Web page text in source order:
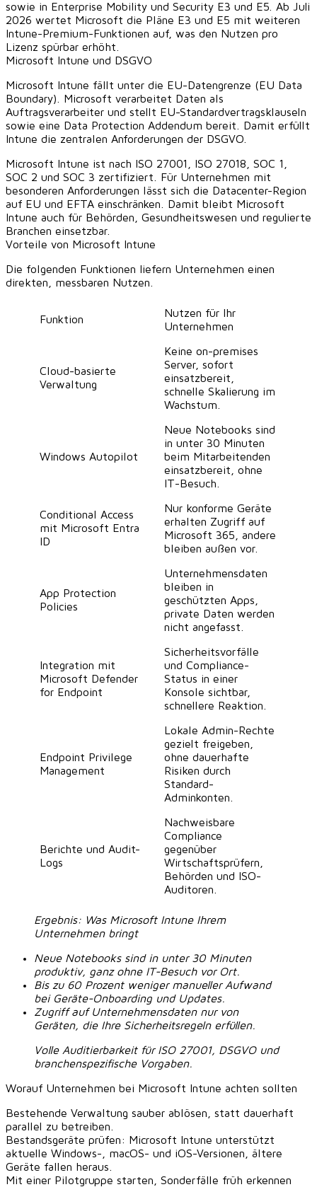
sowie in Enterprise Mobility und Security E3 und E5. Ab Juli
2026 wertet Microsoft die Pläne E3 und E5 mit weiteren
Intune-Premium-Funktionen auf, was den Nutzen pro
Lizenz spürbar erhöht.
Microsoft Intune und DSGVO
Microsoft Intune fällt unter die EU-Datengrenze (EU Data
Boundary) . Microsoft verarbeitet Daten als
Auftragsverarbeiter und stellt EU-Standardvertragsklauseln
sowie eine Data Protection Addendum bereit. Damit erfüllt
Intune die zentralen Anforderungen der DSGVO.
Microsoft Intune ist nach ISO 27001, ISO 27018, SOC 1,
SOC 2 und SOC 3 zertifiziert. Für Unternehmen mit
besonderen Anforderungen lässt sich die Datacenter-Region
auf EU und EFTA einschränken. Damit bleibt Microsoft
Intune auch für Behörden, Gesundheitswesen und regulierte
Branchen einsetzbar.
Vorteile von Microsoft Intune
Die folgenden Funktionen liefern Unternehmen einen
direkten, messbaren Nutzen.
Funktion
Nutzen für Ihr
Unternehmen
Cloud-basierte
Verwaltung
Keine on-premises
Server, sofort
einsatzbereit,
schnelle Skalierung im
Wachstum.
Windows Autopilot
Neue Notebooks sind
in unter 30 Minuten
beim Mitarbeitenden
einsatzbereit, ohne
IT-Besuch.
Conditional Access
mit Microsoft Entra
ID
Nur konforme Geräte
erhalten Zugriff auf
Microsoft 365, andere
bleiben außen vor.
App Protection
Policies
Unternehmensdaten
bleiben in
geschützten Apps,
private Daten werden
nicht angefasst.
Integration mit
Microsoft Defender
for Endpoint
Sicherheitsvorfälle
und Compliance-
Status in einer
Konsole sichtbar,
schnellere Reaktion.
Endpoint Privilege
Management
Lokale Admin-Rechte
gezielt freigeben,
ohne dauerhafte
Risiken durch
Standard-
Adminkonten.
Berichte und Audit-
Logs
Nachweisbare
Compliance
gegenüber
Wirtschaftsprüfern,
Behörden und ISO-
Auditoren.
Ergebnis: Was Microsoft Intune Ihrem
Unternehmen bringt
Neue Notebooks sind in unter 30 Minuten
produktiv, ganz ohne IT-Besuch vor Ort.
Bis zu 60 Prozent weniger manueller Aufwand
bei Geräte-Onboarding und Updates.
Zugriff auf Unternehmensdaten nur von
Geräten, die Ihre Sicherheitsregeln erfüllen.
Volle Auditierbarkeit für ISO 27001, DSGVO und
branchenspezifische Vorgaben.
Worauf Unternehmen bei Microsoft Intune achten sollten
Bestehende Verwaltung sauber ablösen, statt dauerhaft
parallel zu betreiben.
Bestandsgeräte prüfen: Microsoft Intune unterstützt
aktuelle Windows-, macOS- und iOS-Versionen, ältere
Geräte fallen heraus.
Mit einer Pilotgruppe starten, Sonderfälle früh erkennen